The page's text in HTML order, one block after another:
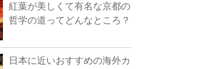
紅葉が美しくて有名な京都の
哲学の道ってどんなところ？
日本に近いおすすめの海外カ